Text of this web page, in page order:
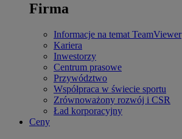
Firma
Informacje na temat TeamViewer
Kariera
Inwestorzy
Centrum prasowe
Przywództwo
Współpraca w świecie sportu
Zrównoważony rozwój i CSR
Ład korporacyjny
Ceny